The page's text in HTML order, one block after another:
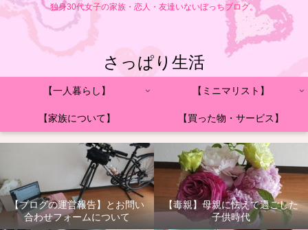
独身30代女子の家族・恋人・友達いないぼっちブログ。
さっぱり生活
【一人暮らし】 【ミニマリスト】
【家族について】 【買った物・サービス】
【ブログの運営報告】とお問い
合わせフォームについて
【毒親】母親に怯えて過ごした
子供時代